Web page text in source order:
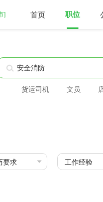
] 首页 职位
货运司机 文员
要求 工作经验